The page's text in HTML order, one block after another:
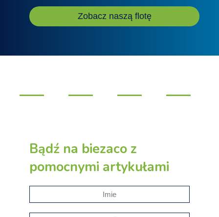
Zobacz naszą flotę
Bądź na biezaco z
pomocnymi artykułami